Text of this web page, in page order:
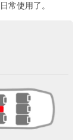
常使用了。